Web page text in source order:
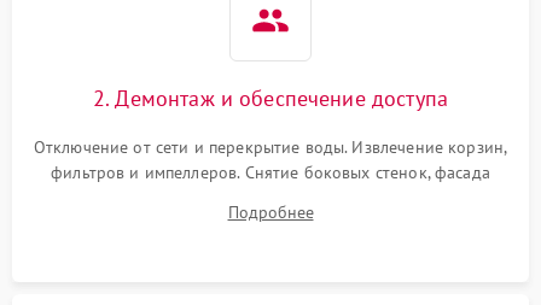
2. Демонтаж и обеспечение доступа
Отключение от сети и перекрытие воды. Извлечение корзин,
фильтров и импеллеров. Снятие боковых стенок, фасада
циркуляционному насосу, ТЭНу и сливной помпе.
Подробнее